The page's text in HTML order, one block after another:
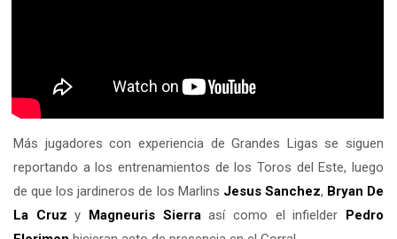
Más jugadores con experiencia de Grandes Ligas se siguen
reportando a los entrenamientos de los Toros del Este, luego
de que los jardineros de los Marlins Jesus Sanchez, Bryan De
La Cruz y Magneuris Sierraasí como el infielder Pedro